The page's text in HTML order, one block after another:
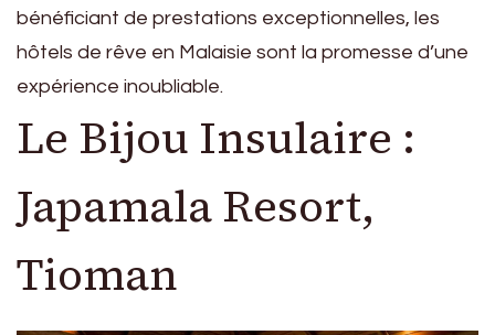
bénéficiant de prestations exceptionnelles, les
hôtels de rêve en Malaisie sont la promesse d’une
expérience inoubliable.
Le Bijou Insulaire :
Japamala Resort,
Tioman